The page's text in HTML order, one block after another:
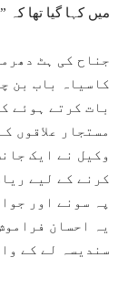
میں کہا گیا تھا کہ
جناح کی ہٹ
کاسیاہ باب بن
بات کرتے ہوئے
مستجار علاقوں
وکیل نے ایک
کرنے کے لیے
پہ سونے اور
یہ احسان
سندیسہ لے کے